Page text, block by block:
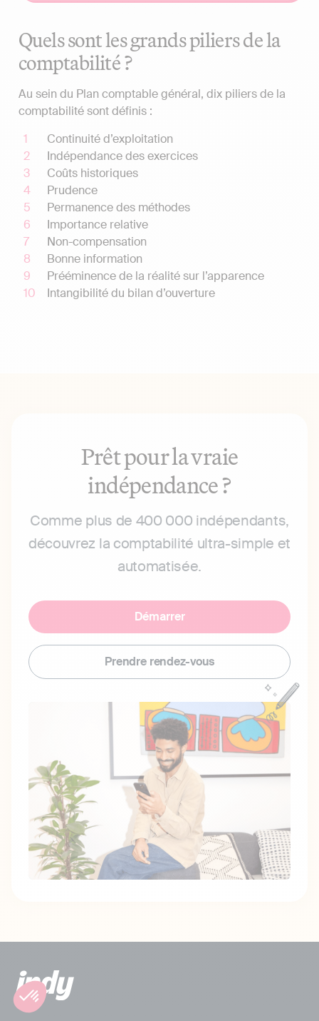
Quels sont les grands piliers de la
comptabilité ?
Au sein du Plan comptable général, dix piliers de la
comptabilité sont définis :
Continuité d’exploitation
Indépendance des exercices
Coûts historiques
Prudence
Permanence des méthodes
Importance relative
Non-compensation
Bonne information
Prééminence de la réalité sur l’apparence
Intangibilité du bilan d’ouverture
Prêt pour la vraie
indépendance ?
Comme plus de 400 000 indépendants,
découvrez la comptabilité ultra-simple et
automatisée.
Démarrer
Prendre rendez-vous